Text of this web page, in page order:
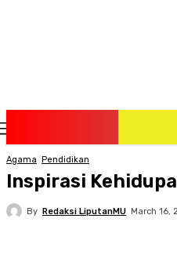
Agama Pendidikan
Inspirasi
By Redaksi LiputanMU March 16,